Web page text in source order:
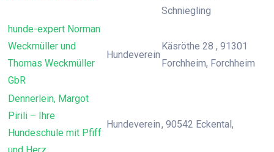
Schniegling
hunde-expert Norman
Weckmüller und
Thomas Weckmüller
GbR
Hundeverein
Käsröthe 28 , 91301
Forchheim, Forchheim
Dennerlein, Margot
Pirili – Ihre
Hundeschule mit Pfiff
Hundeverein, 90542 Eckental,